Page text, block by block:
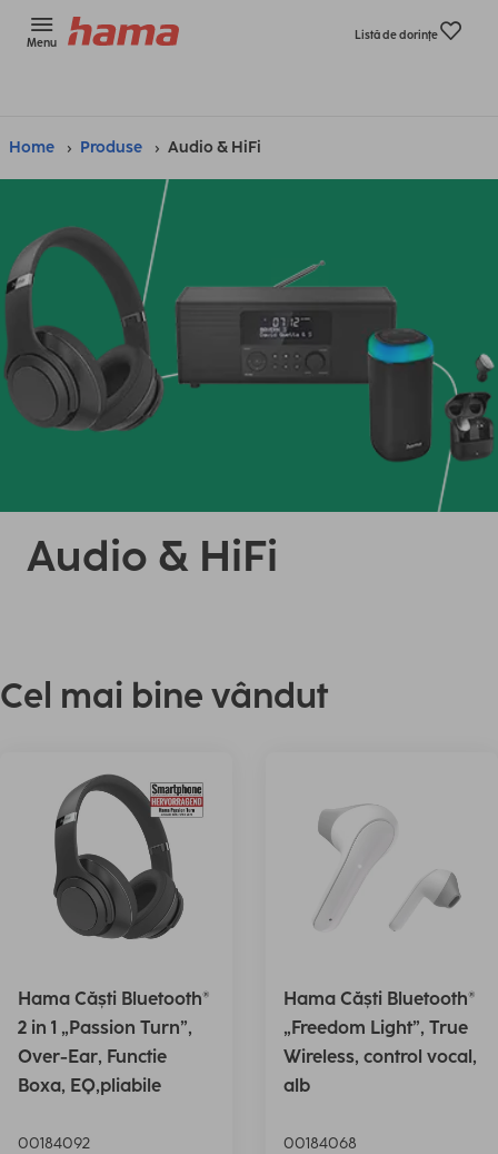
Menu
Listă de dorinţe
Home Produse Audio & HiFi
Audio & HiFi
Cel mai bine vândut
Hama Căști Bluetooth®
2 in 1 „Passion Turn”,
Over-Ear, Functie
Boxa, EQ,pliabile
00184092
Hama Căști Bluetooth®
„Freedom Light”, True
Wireless, control vocal,
alb
00184068